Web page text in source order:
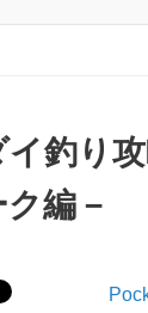
イ釣り
編－